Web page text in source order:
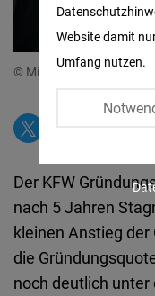
© Mika Baumeister/
Der KFW
nach 5 Jahren
kleinen Anstieg
die
noch deutlich unter
Website damit
Umfang nutzen.
Embed
Instagram
Embed
Google
Maps
Embed